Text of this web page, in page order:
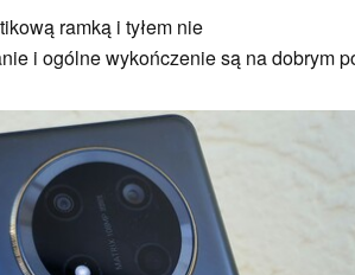
ramką i tyłem nie
i ogólne wykończenie są na dobrym